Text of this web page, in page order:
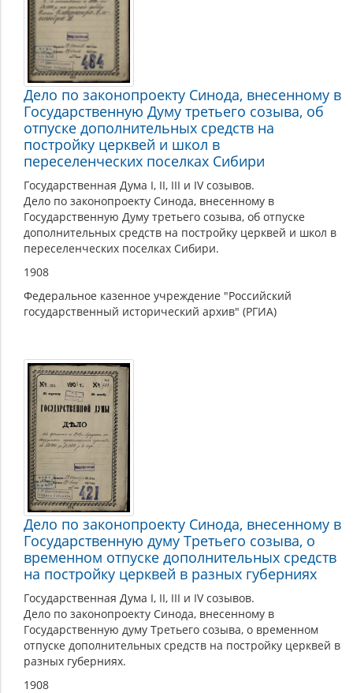
Дело по законопроекту Синода, внесенному в
Государственную Думу третьего созыва, об
отпуске дополнительных средств на
постройку церквей и школ в
переселенческих поселках Сибири
Государственная Дума I, II, III и IV созывов.
Дело по законопроекту Синода, внесенному в
Государственную Думу третьего созыва, об отпуске
дополнительных средств на постройку церквей и школ в
переселенческих поселках Сибири.
1908
Федеральное казенное учреждение "Российский
государственный исторический архив" (РГИА)
Дело по законопроекту Синода, внесенному в
Государственную думу Третьего созыва, о
временном отпуске дополнительных средств
на постройку церквей в разных губерниях
Государственная Дума I, II, III и IV созывов.
Дело по законопроекту Синода, внесенному в
Государственную думу Третьего созыва, о временном
отпуске дополнительных средств на постройку церквей в
разных губерниях.
1908